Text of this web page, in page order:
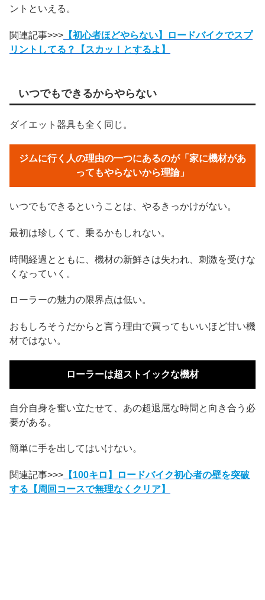
ントといえる。
関連記事>>> 【初心者ほどやらない】ロードバイクでスプ
リントしてる？【スカッ！とするよ】
いつでもできるからやらない
ダイエット器具も全く同じ。
ジムに行く人の理由の一つにあるのが「家に機材があ
ってもやらないから理論」
いつでもできるということは、やるきっかけがない。
最初は珍しくて、乗るかもしれない。
時間経過とともに、機材の新鮮さは失われ、刺激を受けな
くなっていく。
ローラーの魅力の限界点は低い。
おもしろそうだからと言う理由で買ってもいいほど甘い機
材ではない。
ローラーは超ストイックな機材
自分自身を奮い立たせて、あの超退屈な時間と向き合う必
要がある。
簡単に手を出してはいけない。
関連記事>>> 【100キロ】ロードバイク初心者の壁を突破
する【周回コースで無理なくクリア】